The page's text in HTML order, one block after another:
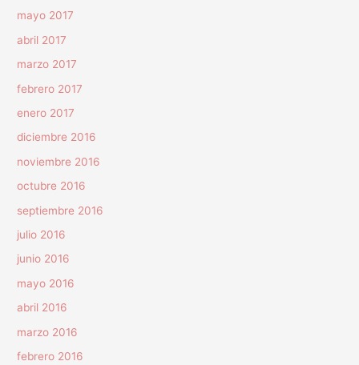
mayo 2017
abril 2017
marzo 2017
febrero 2017
enero 2017
diciembre 2016
noviembre 2016
octubre 2016
septiembre 2016
julio 2016
junio 2016
mayo 2016
abril 2016
marzo 2016
febrero 2016